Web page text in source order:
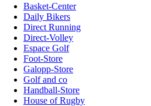
Basket-Center
Daily Bikers
Direct Running
Direct-Volley
Espace Golf
Foot-Store
Galopp-Store
Golf and co
Handball-Store
House of Rugby